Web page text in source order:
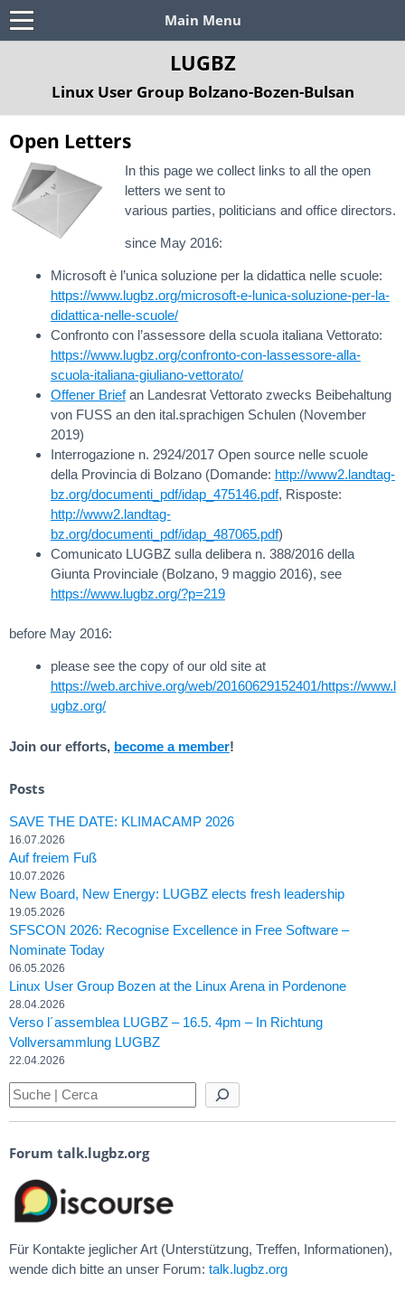
Main Menu
LUGBZ
Linux User Group Bolzano-Bozen-Bulsan
Open Letters
In this page we collect links to all the open
letters we sent to
various parties, politicians and office directors.
since May 2016:
Microsoft è l’unica soluzione per la didattica nelle scuole:
https://www.lugbz.org/microsoft-e-lunica-soluzione-per-la-
didattica-nelle-scuole/
Confronto con l’assessore della scuola italiana Vettorato:
https://www.lugbz.org/confronto-con-lassessore-alla-
scuola-italiana-giuliano-vettorato/
Offener Briefan Landesrat Vettorato zwecks Beibehaltung
von FUSS an den ital.sprachigen Schulen (November
2019)
Interrogazione n. 2924/2017 Open source nelle scuole
della Provincia di Bolzano (Domande: http://www2.landtag-
bz.org/documenti_pdf/idap_475146.pdf, Risposte:
http://www2.landtag-
bz.org/documenti_pdf/idap_487065.pdf)
Comunicato LUGBZ sulla delibera n. 388/2016 della
Giunta Provinciale (Bolzano, 9 maggio 2016), see
https://www.lugbz.org/?p=219
before May 2016:
please see the copy of our old site at
https://web.archive.org/web/20160629152401/https://www.l
ugbz.org/
Join our efforts, become a member!
Posts
SAVE THE DATE: KLIMACAMP 2026
16.07.2026
Auf freiem Fuß
10.07.2026
New Board, New Energy: LUGBZ elects fresh leadership
19.05.2026
SFSCON 2026: Recognise Excellence in Free Software –
Nominate Today
06.05.2026
Linux User Group Bozen at the Linux Arena in Pordenone
28.04.2026
Verso l´assemblea LUGBZ – 16.5. 4pm – In Richtung
Vollversammlung LUGBZ
22.04.2026
Forum talk.lugbz.org
Für Kontakte jeglicher Art (Unterstützung, Treffen, Informationen),
wende dich bitte an unser Forum: talk.lugbz.org